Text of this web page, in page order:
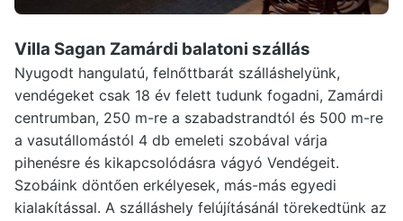
Villa Sagan Zamárdi balatoni szállás
Nyugodt hangulatú, felnőttbarát szálláshelyünk,
vendégeket csak 18 év felett tudunk fogadni, Zamárdi
centrumban, 250 m-re a szabadstrandtól és 500 m-re
a vasutállomástól 4 db emeleti szobával várja
pihenésre és kikapcsolódásra vágyó Vendégeit.
Szobáink döntően erkélyesek, más-más egyedi
kialakítással. A szálláshely felújításánál törekedtünk az